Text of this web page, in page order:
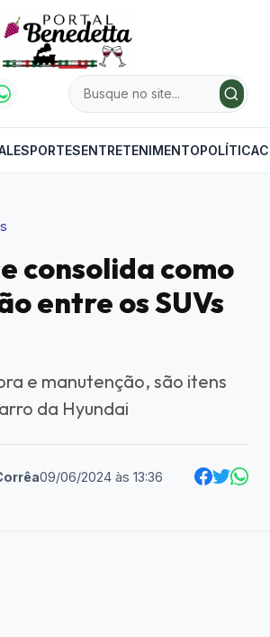
ESPORTESENTRETENIMENTOPOLÍTICA
consolida como
entre os SUVs
e manutenção, são itens
da Hyundai
09/06/2024 às 13:36